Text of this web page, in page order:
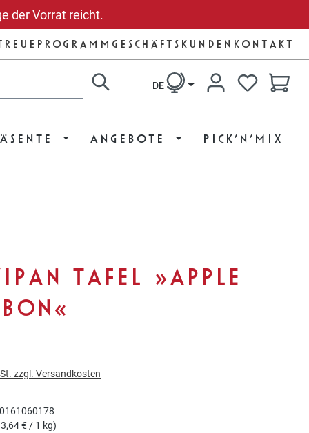
der Vorrat reicht.
GESCHÄFTSKUNDEN KONTAKT
DE
ANGEBOTE PICK’N’MIX
TAFEL »APPLE
zzgl. Versandkosten
€ / 1 kg)